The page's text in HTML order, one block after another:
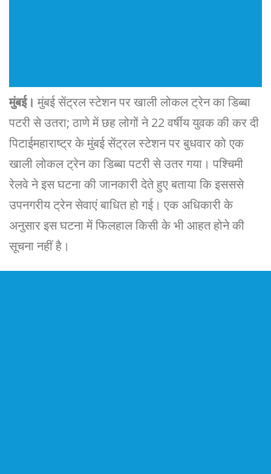
मुंबई। मुंबई सेंट्रल स्टेशन पर खाली लोकल ट्रेन का डिब्बा
पटरी से उतरा; ठाणे में छह लोगों ने 22 वर्षीय युवक की कर दी
पिटाईमहाराष्ट्र के मुंबई सेंट्रल स्टेशन पर बुधवार को एक
खाली लोकल ट्रेन का डिब्बा पटरी से उतर गया। पश्चिमी
रेलवे ने इस घटना की जानकारी देते हुए बताया कि इसससे
उपनगरीय ट्रेन सेवाएं बाधित हो गई। एक अधिकारी के
अनुसार इस घटना में फिलहाल किसी के भी आहत होने की
सूचना नहीं है।